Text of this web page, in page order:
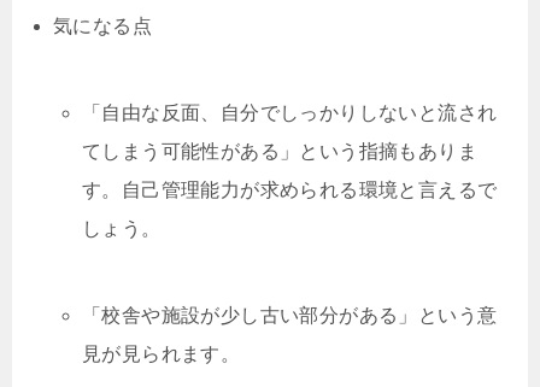
気になる点
「自由な反面、自分でしっかりしないと流され
てしまう可能性がある」という指摘もありま
す。自己管理能力が求められる環境と言えるで
しょう。
「校舎や施設が少し古い部分がある」という意
見が見られます。